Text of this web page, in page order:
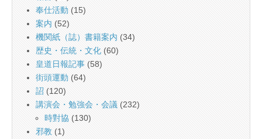
奉仕活動 (15)
案内 (52)
機関紙（誌）書籍案内 (34)
歴史・伝統・文化 (60)
皇道日報記事 (58)
街頭運動 (64)
詔 (120)
講演会・勉強会・会議 (232)
時對協 (130)
邪教 (1)